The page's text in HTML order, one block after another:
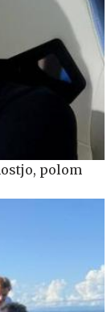
polom